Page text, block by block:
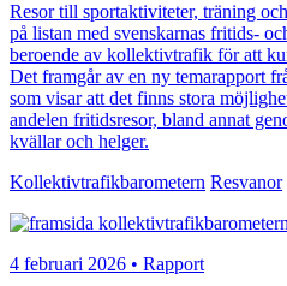
Resor till sportaktiviteter, träning
på listan med svenskarnas fritids-
beroende av kollektivtrafik för att
Det framgår av en ny temarapport
som visar att det finns stora
andelen fritidsresor, bland annat
kvällar och helger.
Kollektivtrafikbarometern Resvanor
4 februari 2026 • Rapport